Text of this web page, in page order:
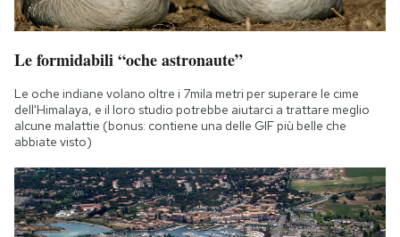
Le formidabili “oche astronaute”
Le oche indiane volano oltre i 7mila metri per superare le cime
dell'Himalaya, e il loro studio potrebbe aiutarci a trattare meglio
alcune malattie (bonus: contiene una delle GIF più belle che
abbiate visto)